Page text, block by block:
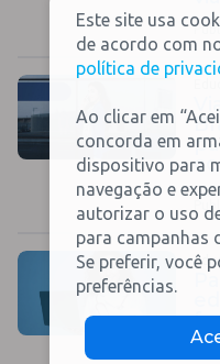
Este site usa
de acordo com
política de
Ao clicar em
concorda em
dispositivo para
navegação e
autorizar o uso
para campanhas
Se preferir, você
preferências.